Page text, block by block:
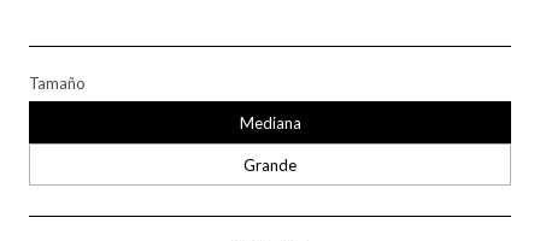
Tamaño
Mediana
Grande